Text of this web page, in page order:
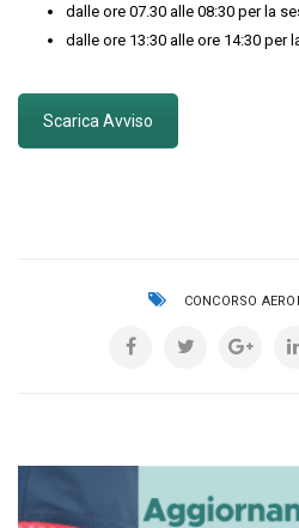
dalle ore 07.30 alle 08:30 per la
dalle ore 13:30 alle ore 14:30 per
Scarica Avviso
CONCORSO